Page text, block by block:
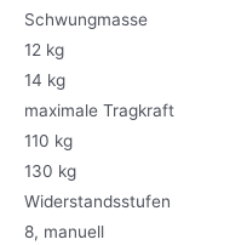
Schwungmasse
12 kg
14 kg
maximale Tragkraft
110 kg
130 kg
Widerstandsstufen
8, manuell